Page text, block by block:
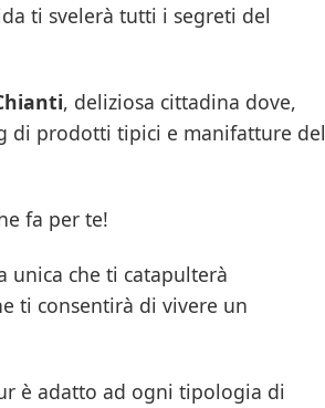
ti svelerà tutti i segreti del
, deliziosa cittadina dove,
di prodotti tipici e manifatture del
fa per te!
unica che ti catapulterà
ti consentirà di vivere un
è adatto ad ogni tipologia di